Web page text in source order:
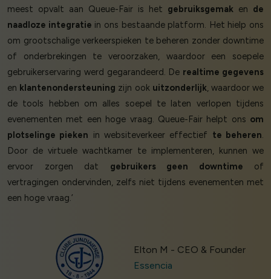
meest opvalt aan Queue-Fair is het gebruiksgemak en de
naadloze integratie in ons bestaande platform. Het hielp ons
om grootschalige verkeerspieken te beheren zonder downtime
of onderbrekingen te veroorzaken, waardoor een soepele
gebruikerservaring werd gegarandeerd. De realtime gegevens
en klantenondersteuning zijn ook uitzonderlijk, waardoor we
de tools hebben om alles soepel te laten verlopen tijdens
evenementen met een hoge vraag. Queue-Fair helpt ons om
plotselinge pieken in websiteverkeer effectief te beheren.
Door de virtuele wachtkamer te implementeren, kunnen we
ervoor zorgen dat gebruikers geen downtime of
vertragingen ondervinden, zelfs niet tijdens evenementen met
een hoge vraag.’
Elton M - CEO & Founder
Essencia